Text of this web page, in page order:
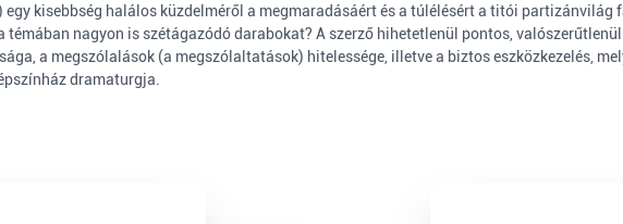
kisebbség halálos küzdelméről a megmaradásáért és a túlélésért a titói
témában nagyon is szétágazódó darabokat? A szerző hihetetlenül pontos,
a megszólalások (a megszólaltatások) hitelessége, illetve a biztos eszközkezelés,
dramaturgja.